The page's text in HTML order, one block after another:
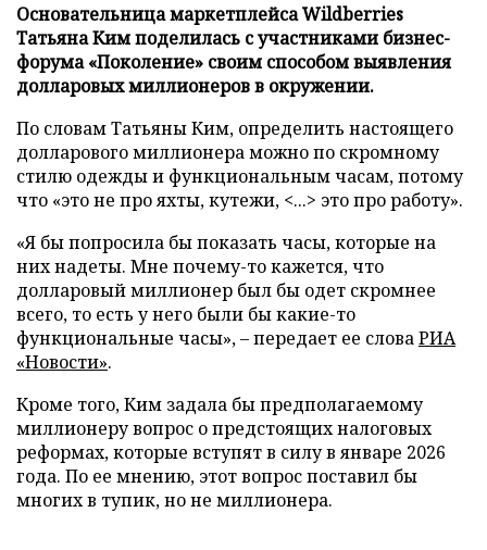
Основательница маркетплейса Wildberries
Татьяна Ким поделилась с участниками бизнес-
форума «Поколение» своим способом выявления
долларовых миллионеров в окружении.
По словам Татьяны Ким, определить настоящего
долларового миллионера можно по скромному
стилю одежды и функциональным часам, потому
что «это не про яхты, кутежи, <...> это про работу».
«Я бы попросила бы показать часы, которые на
них надеты. Мне почему-то кажется, что
долларовый миллионер был бы одет скромнее
всего, то есть у него были бы какие-то
функциональные часы», – передает ее словаРИА
«Новости».
Кроме того, Ким задала бы предполагаемому
миллионеру вопрос о предстоящих налоговых
реформах, которые вступят в силу в январе 2026
года. По ее мнению, этот вопрос поставил бы
многих в тупик, но не миллионера.